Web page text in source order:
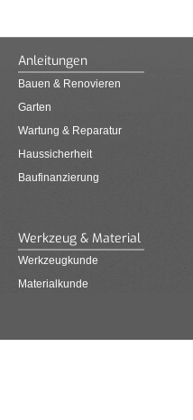
Anleitungen
Bauen & Renovieren
Garten
Wartung & Reparatur
Haussicherheit
Baufinanzierung
Werkzeug & Material
Werkzeugkunde
Materialkunde